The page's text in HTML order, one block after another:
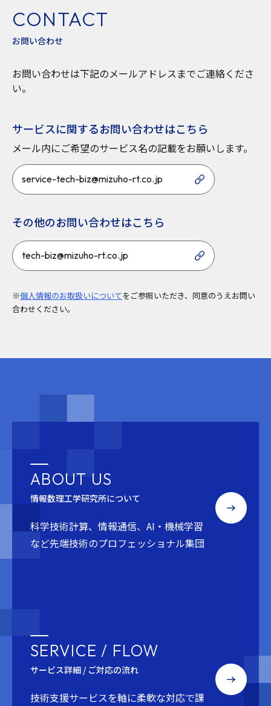
CONTACT
お問い合わせ
お問い合わせは下記のメールアドレスまでご連絡くださ
い。
サービスに関するお問い合わせはこちら
メール内にご希望のサービス名の記載をお願いします。
service-tech-biz@mizuho-rt.co.jp
その他のお問い合わせはこちら
tech-biz@mizuho-rt.co.jp
※個人情報のお取扱いについてをご参照いただき、同意のうえお問い
合わせください。
ABOUT US
情報数理工学研究所について
科学技術計算、情報通信、AI・機械学習
など先端技術のプロフェッショナル集団
SERVICE / FLOW
サービス詳細 / ご対応の流れ
技術支援サービスを軸に柔軟な対応で課